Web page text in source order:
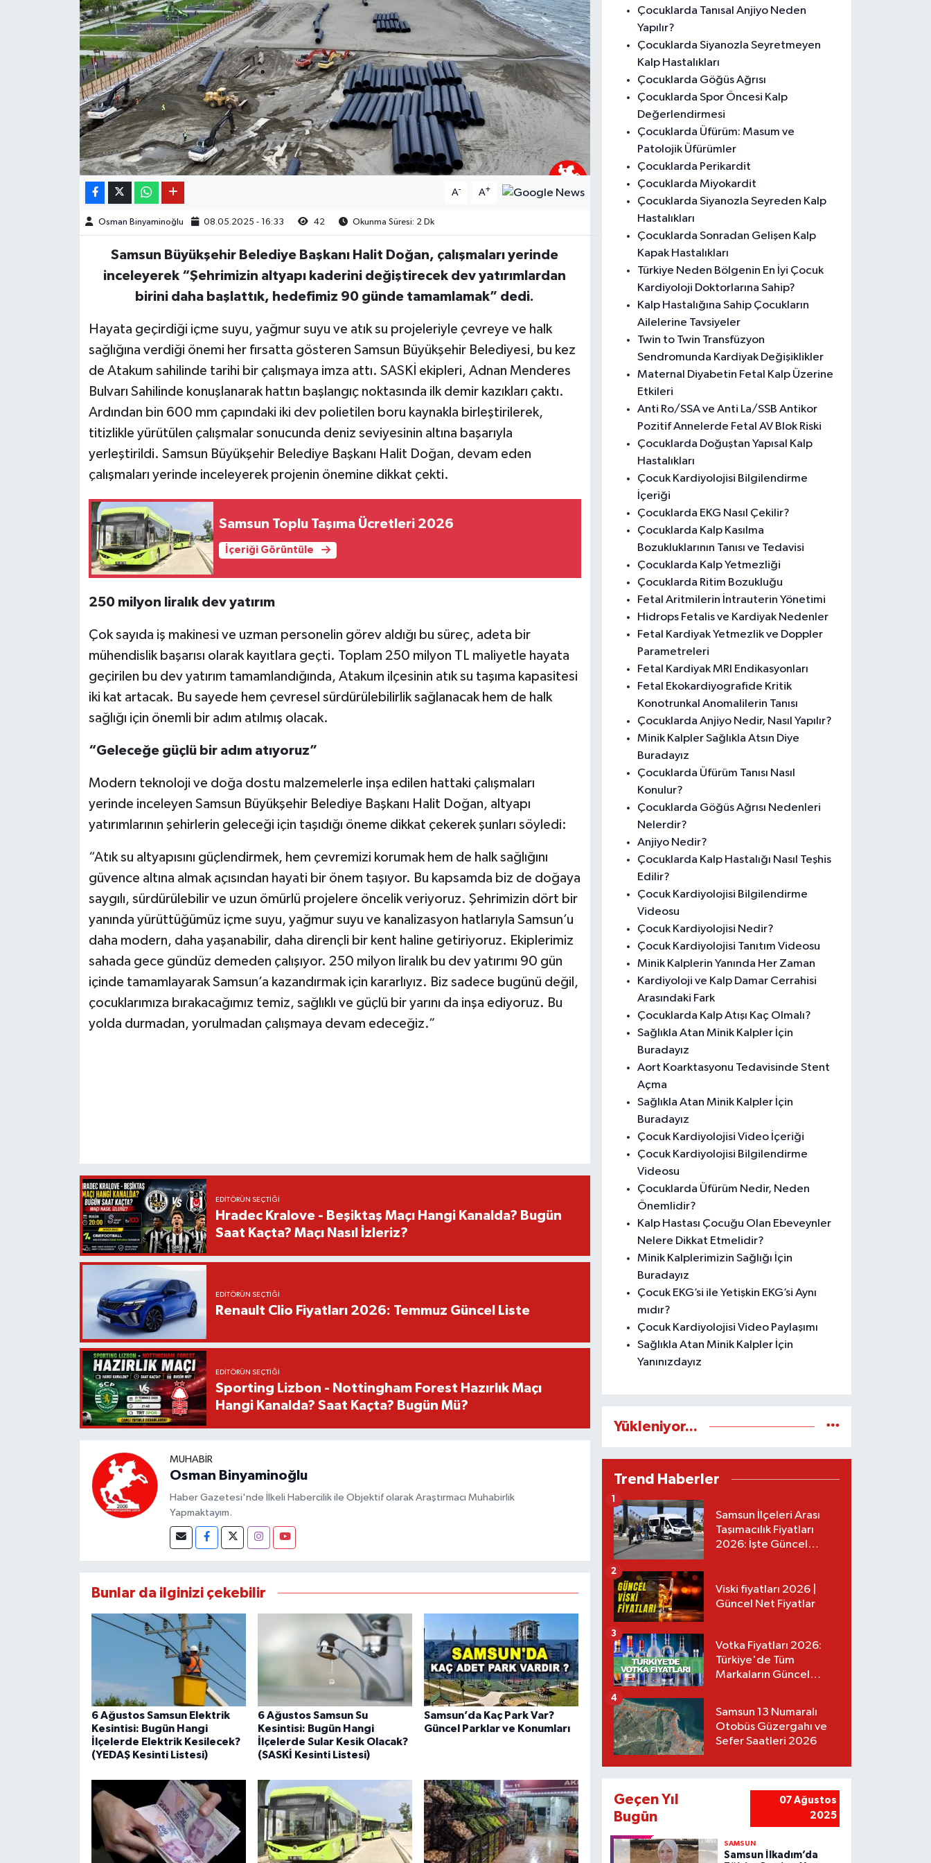
A- A+
Osman Binyaminoğlu 08.05.2025 - 16:33 42 Okunma Süresi: 2 Dk
Samsun Büyükşehir Belediye Başkanı Halit Doğan, çalışmaları yerinde
inceleyerek “Şehrimizin altyapı kaderini değiştirecek dev yatırımlardan
birini daha başlattık, hedefimiz 90 günde tamamlamak” dedi.
Hayata geçirdiği içme suyu, yağmur suyu ve atık su projeleriyle çevreye ve halk
sağlığına verdiği önemi her fırsatta gösteren Samsun Büyükşehir Belediyesi, bu kez
de Atakum sahilinde tarihi bir çalışmaya imza attı. SASKİ ekipleri, Adnan Menderes
Bulvarı Sahilinde konuşlanarak hattın başlangıç noktasında ilk demir kazıkları çaktı.
Ardından bin 600 mm çapındaki iki dev polietilen boru kaynakla birleştirilerek,
titizlikle yürütülen çalışmalar sonucunda deniz seviyesinin altına başarıyla
yerleştirildi. Samsun Büyükşehir Belediye Başkanı Halit Doğan, devam eden
çalışmaları yerinde inceleyerek projenin önemine dikkat çekti.
Samsun Toplu Taşıma Ücretleri 2026
İçeriği Görüntüle
250 milyon liralık dev yatırım
Çok sayıda iş makinesi ve uzman personelin görev aldığı bu süreç, adeta bir
mühendislik başarısı olarak kayıtlara geçti. Toplam 250 milyon TL maliyetle hayata
geçirilen bu dev yatırım tamamlandığında, Atakum ilçesinin atık su taşıma kapasitesi
iki kat artacak. Bu sayede hem çevresel sürdürülebilirlik sağlanacak hem de halk
sağlığı için önemli bir adım atılmış olacak.
“Geleceğe güçlü bir adım atıyoruz”
Modern teknoloji ve doğa dostu malzemelerle inşa edilen hattaki çalışmaları
yerinde inceleyen Samsun Büyükşehir Belediye Başkanı Halit Doğan, altyapı
yatırımlarının şehirlerin geleceği için taşıdığı öneme dikkat çekerek şunları söyledi:
“Atık su altyapısını güçlendirmek, hem çevremizi korumak hem de halk sağlığını
güvence altına almak açısından hayati bir önem taşıyor. Bu kapsamda biz de doğaya
saygılı, sürdürülebilir ve uzun ömürlü projelere öncelik veriyoruz. Şehrimizin dört bir
yanında yürüttüğümüz içme suyu, yağmur suyu ve kanalizasyon hatlarıyla Samsun’u
daha modern, daha yaşanabilir, daha dirençli bir kent haline getiriyoruz. Ekiplerimiz
sahada gece gündüz demeden çalışıyor. 250 milyon liralık bu dev yatırımı 90 gün
içinde tamamlayarak Samsun’a kazandırmak için kararlıyız. Biz sadece bugünü değil,
çocuklarımıza bırakacağımız temiz, sağlıklı ve güçlü bir yarını da inşa ediyoruz. Bu
yolda durmadan, yorulmadan çalışmaya devam edeceğiz.”
EDITÖRÜN SEÇTIĞI
Hradec Kralove - Beşiktaş Maçı Hangi Kanalda? Bugün
Saat Kaçta? Maçı Nasıl İzleriz?
EDITÖRÜN SEÇTIĞI
Renault Clio Fiyatları 2026: Temmuz Güncel Liste
EDITÖRÜN SEÇTIĞI
Sporting Lizbon - Nottingham Forest Hazırlık Maçı
Hangi Kanalda? Saat Kaçta? Bugün Mü?
MUHABIR
Osman Binyaminoğlu
Haber Gazetesi'nde İlkeli Habercilik ile Objektif olarak Araştırmacı Muhabirlik
Yapmaktayım.
Bunlar da ilginizi çekebilir
6 Ağustos Samsun Elektrik
Kesintisi: Bugün Hangi
İlçelerde Elektrik Kesilecek?
(YEDAŞ Kesinti Listesi)
6 Ağustos Samsun Su
Kesintisi: Bugün Hangi
İlçelerde Sular Kesik Olacak?
(SASKİ Kesinti Listesi)
Samsun’da Kaç Park Var?
Güncel Parklar ve Konumları
Çocuklarda Tanısal Anjiyo Neden
Yapılır?
Çocuklarda Siyanozla Seyretmeyen
Kalp Hastalıkları
Çocuklarda Göğüs Ağrısı
Çocuklarda Spor Öncesi Kalp
Değerlendirmesi
Çocuklarda Üfürüm: Masum ve
Patolojik Üfürümler
Çocuklarda Perikardit
Çocuklarda Miyokardit
Çocuklarda Siyanozla Seyreden Kalp
Hastalıkları
Çocuklarda Sonradan Gelişen Kalp
Kapak Hastalıkları
Türkiye Neden Bölgenin En İyi Çocuk
Kardiyoloji Doktorlarına Sahip?
Kalp Hastalığına Sahip Çocukların
Ailelerine Tavsiyeler
Twin to Twin Transfüzyon
Sendromunda Kardiyak Değişiklikler
Maternal Diyabetin Fetal Kalp Üzerine
Etkileri
Anti Ro/SSA ve Anti La/SSB Antikor
Pozitif Annelerde Fetal AV Blok Riski
Çocuklarda Doğuştan Yapısal Kalp
Hastalıkları
Çocuk Kardiyolojisi Bilgilendirme
İçeriği
Çocuklarda EKG Nasıl Çekilir?
Çocuklarda Kalp Kasılma
Bozukluklarının Tanısı ve Tedavisi
Çocuklarda Kalp Yetmezliği
Çocuklarda Ritim Bozukluğu
Fetal Aritmilerin İntrauterin Yönetimi
Hidrops Fetalis ve Kardiyak Nedenler
Fetal Kardiyak Yetmezlik ve Doppler
Parametreleri
Fetal Kardiyak MRI Endikasyonları
Fetal Ekokardiyografide Kritik
Konotrunkal Anomalilerin Tanısı
Çocuklarda Anjiyo Nedir, Nasıl Yapılır?
Minik Kalpler Sağlıkla Atsın Diye
Buradayız
Çocuklarda Üfürüm Tanısı Nasıl
Konulur?
Çocuklarda Göğüs Ağrısı Nedenleri
Nelerdir?
Anjiyo Nedir?
Çocuklarda Kalp Hastalığı Nasıl Teşhis
Edilir?
Çocuk Kardiyolojisi Bilgilendirme
Videosu
Çocuk Kardiyolojisi Nedir?
Çocuk Kardiyolojisi Tanıtım Videosu
Minik Kalplerin Yanında Her Zaman
Kardiyoloji ve Kalp Damar Cerrahisi
Arasındaki Fark
Çocuklarda Kalp Atışı Kaç Olmalı?
Sağlıkla Atan Minik Kalpler İçin
Buradayız
Aort Koarktasyonu Tedavisinde Stent
Açma
Sağlıkla Atan Minik Kalpler İçin
Buradayız
Çocuk Kardiyolojisi Video İçeriği
Çocuk Kardiyolojisi Bilgilendirme
Videosu
Çocuklarda Üfürüm Nedir, Neden
Önemlidir?
Kalp Hastası Çocuğu Olan Ebeveynler
Nelere Dikkat Etmelidir?
Minik Kalplerimizin Sağlığı İçin
Buradayız
Çocuk EKG’si ile Yetişkin EKG’si Aynı
mıdır?
Çocuk Kardiyolojisi Video Paylaşımı
Sağlıkla Atan Minik Kalpler İçin
Yanınızdayız
Yükleniyor...
Trend Haberler
Samsun İlçeleri Arası
Taşımacılık Fiyatları
2026: İşte Güncel
1
Viski fiyatları 2026 |
Güncel Net Fiyatlar
2
Votka Fiyatları 2026:
Türkiye'de Tüm
Markaların Güncel
3
Samsun 13 Numaralı
Otobüs Güzergahı ve
Sefer Saatleri 2026
4
Geçen Yıl
Bugün
07 Ağustos
2025
SAMSUN
Samsun İlkadım’da